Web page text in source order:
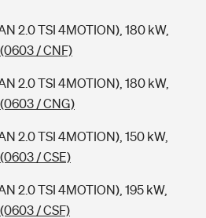
2.0 TSI 4MOTION), 180 kW,
(0603 / CNF)
2.0 TSI 4MOTION), 180 kW,
(0603 / CNG)
2.0 TSI 4MOTION), 150 kW,
(0603 / CSE)
2.0 TSI 4MOTION), 195 kW,
(0603 / CSF)